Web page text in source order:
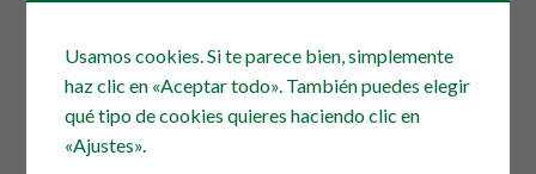
Jugador destacado Pedro Lendinez
Usamos cookies. Si te parece bien, simplemente
haz clic en «Aceptar todo». También puedes elegir
qué tipo de cookies quieres haciendo clic en
«Ajustes».